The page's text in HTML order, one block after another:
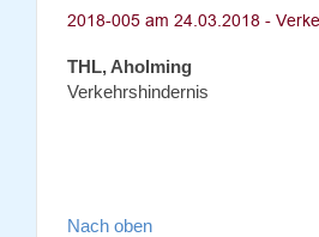
THL, Aholming
Verkehrshindernis
Nach oben